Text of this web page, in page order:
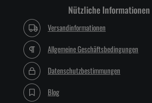
Nützliche Informationen
Versandinformationen
Allgemeine Geschäftsbedingungen
Datenschutzbestimmungen
Blog